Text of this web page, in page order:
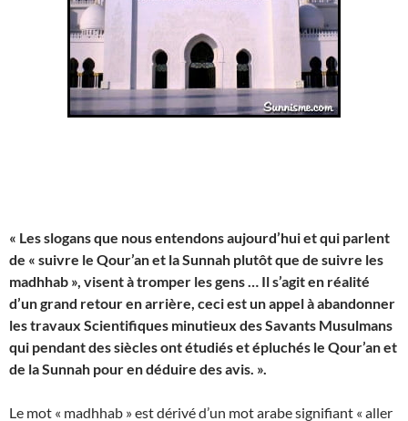
« Les slogans que nous entendons aujourd’hui et qui parlent
de « suivre le Qour’an et la Sunnah plutôt que de suivre les
madhhab », visent à tromper les gens … Il s’agit en réalité
d’un grand retour en arrière, ceci est un appel à abandonner
les travaux Scientifiques minutieux des Savants Musulmans
qui pendant des siècles ont étudiés et épluchés le Qour’an et
de la Sunnah pour en déduire des avis. ».
Le mot « madhhab » est dérivé d’un mot arabe signifiant « aller